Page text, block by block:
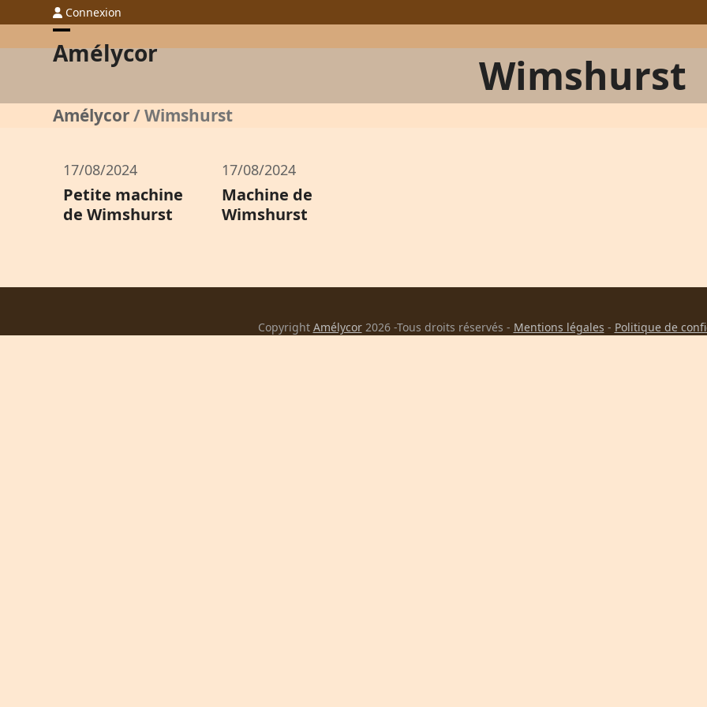
to
content
Connexion
Amélycor
Open
menu
Close
menu
Wimshurst
Amélycor/Wimshurst
17/08/2024
Petite machine
de Wimshurst
17/08/2024
Machine de
Wimshurst
Copyright Amélycor2026 -Tous droits réservés - Mentions légales - Politique de